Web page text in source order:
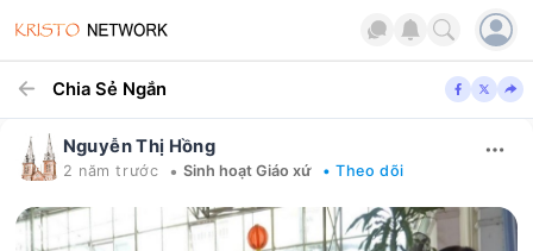
Chia Sẻ Ngắn
Nguyễn Thị Hồng
2 năm trước • Sinh hoạt Giáo xứ • Theo dõi